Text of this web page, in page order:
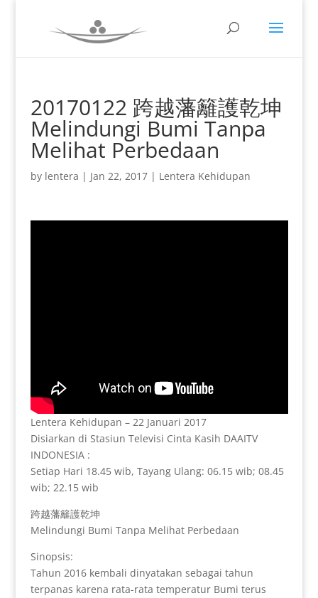
20170122 跨越藩籬護乾坤
Melindungi Bumi Tanpa
Melihat Perbedaan
by lentera | Jan 22, 2017| Lentera Kehidupan
Lentera Kehidupan – 22 Januari 2017
Disiarkan di Stasiun Televisi Cinta Kasih DAAITV
INDONESIA :
Setiap Hari 18.45 wib, Tayang Ulang: 06.15 wib; 08.45
wib; 22.15 wib
跨越藩籬護乾坤
Melindungi Bumi Tanpa Melihat Perbedaan
Sinopsis:
Tahun 2016 kembali dinyatakan sebagai tahun
terpanas karena rata-rata temperatur Bumi terus